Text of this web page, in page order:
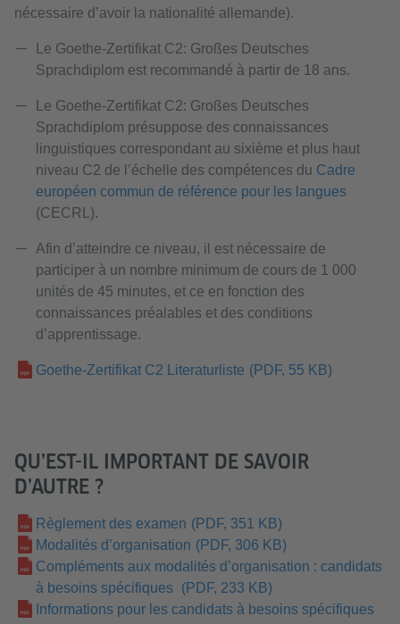
nécessaire d’avoir la nationalité allemande).
Le Goethe-Zertifikat C2: Großes Deutsches
Sprachdiplom est recommandé à partir de 18 ans.
Le Goethe-Zertifikat C2: Großes Deutsches
Sprachdiplom présuppose des connaissances
linguistiques correspondant au sixième et plus haut
niveau C2 de l’échelle des compétences du Cadre
européen commun de référence pour les langues
(CECRL).
Afin d’atteindre ce niveau, il est nécessaire de
participer à un nombre minimum de cours de 1 000
unités de 45 minutes, et ce en fonction des
connaissances préalables et des conditions
d’apprentissage.
Goethe-Zertifikat C2 Literaturliste (PDF, 55 KB)
QU’EST-IL IMPORTANT DE SAVOIR
D’AUTRE ?
Règlement des examen (PDF, 351 KB)
Modalités d’organisation (PDF, 306 KB)
Compléments aux modalités d’organisation : candidats
à besoins spécifiques (PDF, 233 KB)
Informations pour les candidats à besoins spécifiques